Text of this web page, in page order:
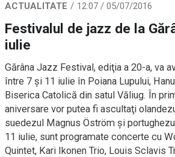
ACTUALITATE 12:07 / 05/07/2016
Festivalul de jazz de la
iulie
Gărâna Jazz Festival, ediţia a 20-a, va
între 7 și 11 iulie în Poiana Lupului,
Biserica Catolică din satul Văliug. În
aniversare vor putea fi ascultaţi
suedezul Magnus Öström şi
11 iulie, sunt programate concerte cu
Quintet, Kari Ikonen Trio, Louis Sclavis